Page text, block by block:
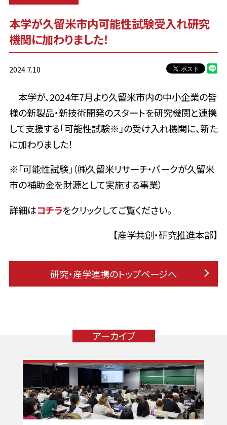
本学が久留米市内可能性試験受入れ研究
機関に加わりました！
2024.7.10
本学が、2024年7月より久留米市内の中小企業の皆
様の新製品・新技術開発のスタートを研究機関と連携
して支援する「可能性試験※」の受け入れ機関に、新た
に加わりました！
※「可能性試験」（㈱久留米リサーチ・パークが久留米
市の補助金を財源として実施する事業）
詳細はコチラをクリックしてご覧ください。
【産学共創・研究推進本部】
研究・産学連携のトップページへ
アーカイブ